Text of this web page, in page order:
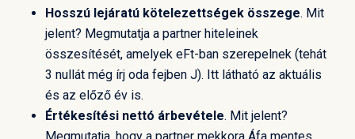
Hosszú lejáratú kötelezettségek összege. Mit
jelent? Megmutatja a partner hiteleinek
összesítését, amelyek eFt-ban szerepelnek (tehát
3 nullát még írj oda fejben J). Itt látható az aktuális
és az előző év is.
Értékesítési nettó árbevétele. Mit jelent?